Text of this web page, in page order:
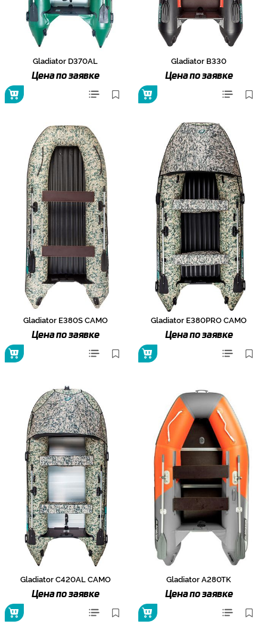
Gladiator D370AL
Цена по заявке
Gladiator B330
Цена по заявке
Gladiator E380S CAMO
Цена по заявке
Gladiator E380PRO CAMO
Цена по заявке
Gladiator C420AL CAMO
Цена по заявке
Gladiator A280TK
Цена по заявке